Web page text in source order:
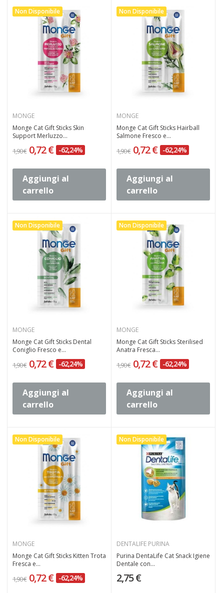
Non Disponibile
MONGE
Monge Cat Gift Sticks Skin
Support Merluzzo...
1,90 € 0,72 € -62,24%
Aggiungi al
carrello
Non Disponibile
MONGE
Monge Cat Gift Sticks Hairball
Salmone Fresco e...
1,90 € 0,72 € -62,24%
Aggiungi al
carrello
Non Disponibile
MONGE
Monge Cat Gift Sticks Dental
Coniglio Fresco e...
1,90 € 0,72 € -62,24%
Aggiungi al
carrello
Non Disponibile
MONGE
Monge Cat Gift Sticks Sterilised
Anatra Fresca...
1,90 € 0,72 € -62,24%
Aggiungi al
carrello
Non Disponibile
MONGE
Monge Cat Gift Sticks Kitten Trota
Fresca e...
1,90 € 0,72 € -62,24%
Non Disponibile
DENTALIFE PURINA
Purina DentaLife Cat Snack Igiene
Dentale con...
2,75 €